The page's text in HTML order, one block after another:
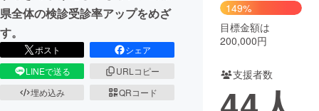
CAMPFIRE for Social Good
CAMPFIRE Creation
コミュニティ
県全体の検診受診率アップをめざ
す。
ポスト
シェア
LINEで送る
URLコピー
埋め込み
QRコード
149%
目標金額は
200,000円
支援者数